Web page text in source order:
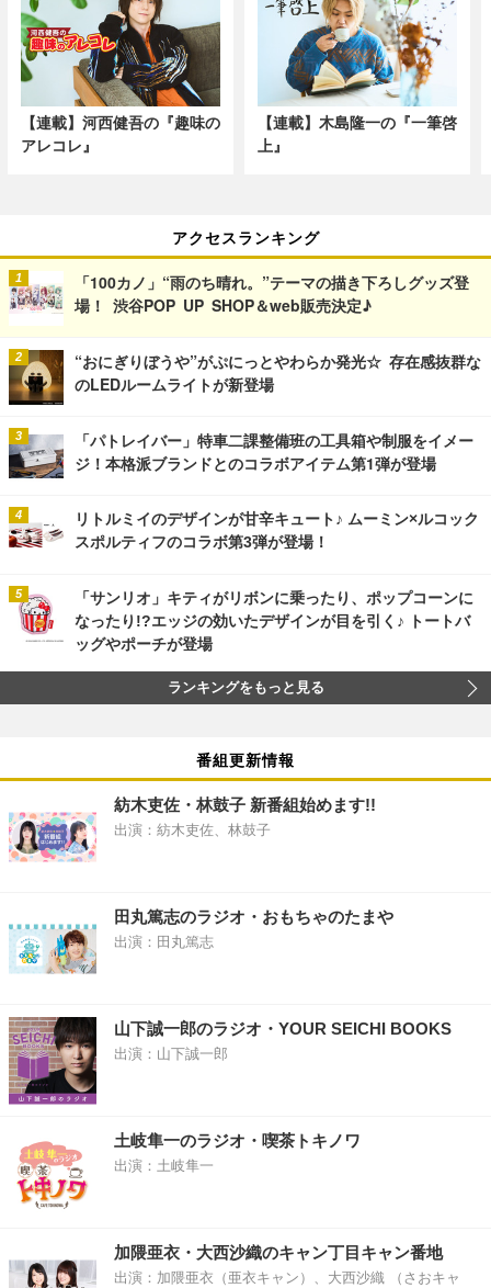
【連載】河西健吾の『趣味の
アレコレ』
【連載】木島隆一の『一筆啓
上』
アクセスランキング
「100カノ」“雨のち晴れ。”テーマの描き下ろしグッズ登
場！ 渋谷POP UP SHOP＆web販売決定♪
“おにぎりぼうや”がぷにっとやわらか発光☆ 存在感抜群な
のLEDルームライトが新登場
「パトレイバー」特車二課整備班の工具箱や制服をイメー
ジ！本格派ブランドとのコラボアイテム第1弾が登場
リトルミイのデザインが甘辛キュート♪ ムーミン×ルコック
スポルティフのコラボ第3弾が登場！
「サンリオ」キティがリボンに乗ったり、ポップコーンに
なったり!?エッジの効いたデザインが目を引く♪ トートバ
ッグやポーチが登場
ランキングをもっと見る
番組更新情報
紡木吏佐・林鼓子 新番組始めます!!
出演：紡木吏佐、林鼓子
田丸篤志のラジオ・おもちゃのたまや
出演：田丸篤志
山下誠一郎のラジオ・YOUR SEICHI BOOKS
出演：山下誠一郎
土岐隼一のラジオ・喫茶トキノワ
出演：土岐隼一
加隈亜衣・大西沙織のキャン丁目キャン番地
出演：加隈亜衣（亜衣キャン）、大西沙織 （さおキャ